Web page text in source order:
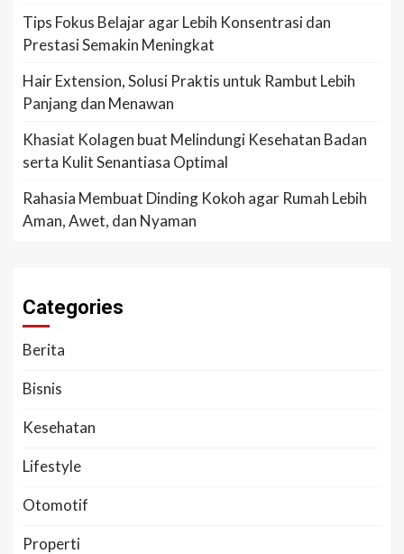
Tips Fokus Belajar agar Lebih Konsentrasi dan
Prestasi Semakin Meningkat
Hair Extension, Solusi Praktis untuk Rambut Lebih
Panjang dan Menawan
Khasiat Kolagen buat Melindungi Kesehatan Badan
serta Kulit Senantiasa Optimal
Rahasia Membuat Dinding Kokoh agar Rumah Lebih
Aman, Awet, dan Nyaman
Categories
Berita
Bisnis
Kesehatan
Lifestyle
Otomotif
Properti